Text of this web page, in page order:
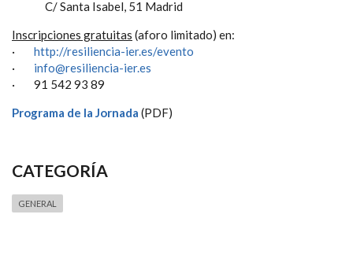
C/ Santa Isabel, 51 Madrid
Inscripciones gratuitas (aforo limitado) en:
·
http://resiliencia-ier.es/evento
·
info@resiliencia-ier.es
·
91 542 93 89
Programa de la Jornada (PDF)
CATEGORÍA
GENERAL